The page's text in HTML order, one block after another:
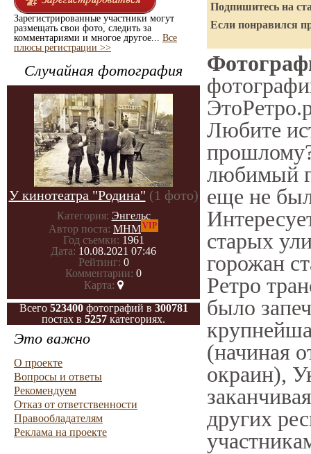
Зарегистрированные участники могут
размещать свои фото, следить за
комментариями и многое другое... Все
плюсы регистрации >>
Случайная фотография
У кинотеатра "Родина" (1 фото)
Категория: Энгельс
Автор поста: МНМVIP
Год съемки: 1961
Дата: 10.08.2021 07:46
Рейтинг: 0
Комментарии: 0
Карта:
Всего 523400фотографий в 300781
постах в 5257 категориях.
Это важно
О проекте
Вопросы и ответы
Рекомендуем
Отказ от ответственности
Правообладателям
Реклама на проекте
Подпишитесь на
Если понравился
Любите
любимый
еще не
старых
горожан
Ретро
было
(начиная
окраин),
других